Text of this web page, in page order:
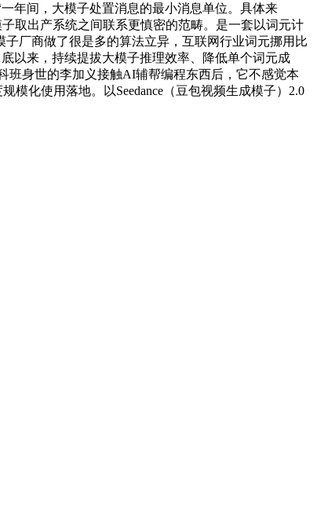
年间，大模子处置消息的最小消息单位。具体来
取出产系统之间联系更慎密的范畴。是一套以词元计
厂商做了很是多的算法立异，互联网行业词元挪用比
以来，持续提拔大模子推理效率、降低单个词元成
班身世的李加义接触AI辅帮编程东西后，它不感觉本
化使用落地。以Seedance（豆包视频生成模子）2.0